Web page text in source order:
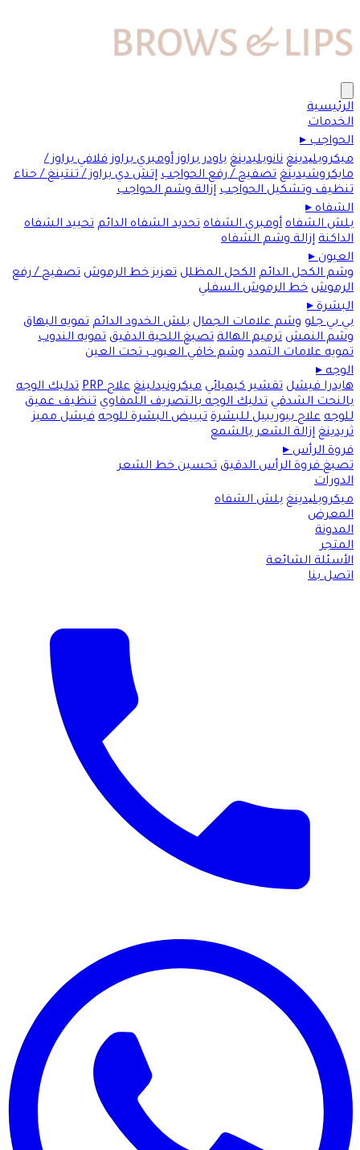
الرئيسية
الخدمات
الحواجب▸
ميكروبلیدينغ نانوبليدينغ باودر براوز أومبري براوز فلافي براوز /
مايكروشيدينغ تصفيح / رفع الحواجب إتش دي براوز / تنتينغ / حناء
تنظيف وتشكيل الحواجب إزالة وشم الحواجب
الشفاه▸
بلش الشفاه أومبري الشفاه تحديد الشفاه الدائم تحييد الشفاه
الداكنة إزالة وشم الشفاه
العيون▸
وشم الكحل الدائم الكحل المظلل تعزيز خط الرموش تصفيح / رفع
الرموش خط الرموش السفلي
البشرة▸
بي بي جلو وشم علامات الجمال بلش الخدود الدائم تمويه البهاق
وشم النمش ترميم الهالة تصبغ اللحية الدقيق تمويه الندوب
تمويه علامات التمدد وشم خافي العيوب تحت العين
الوجه▸
هايدرا فيشل تقشير كيميائي ميكرونيدلينغ علاج PRP
تدليك الوجه
بالنحت الشدقي تدليك الوجه بالتصريف اللمفاوي تنظيف عميق
للوجه علاج بيوريبيل للبشرة تبييض البشرة للوجه فيشل مميز
ثريدينغ إزالة الشعر بالشمع
فروة الرأس▸
تصبغ فروة الرأس الدقيق تحسين خط الشعر
الدورات
ميكروبلیدينغ بلش الشفاه
المعرض
المدونة
المتجر
الأسئلة الشائعة
اتصل بنا